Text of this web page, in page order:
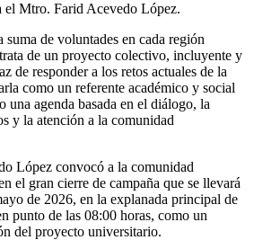
el Mtro. Farid Acevedo López.
suma de voluntades en cada región
de un proyecto colectivo, incluyente y
de responder a los retos actuales de la
como un referente académico y social
una agenda basada en el diálogo, la
y la atención a la comunidad
López convocó a la comunidad
el gran cierre de campaña que se llevará
de 2026, en la explanada principal de
punto de las 08:00 horas, como un
del proyecto universitario.